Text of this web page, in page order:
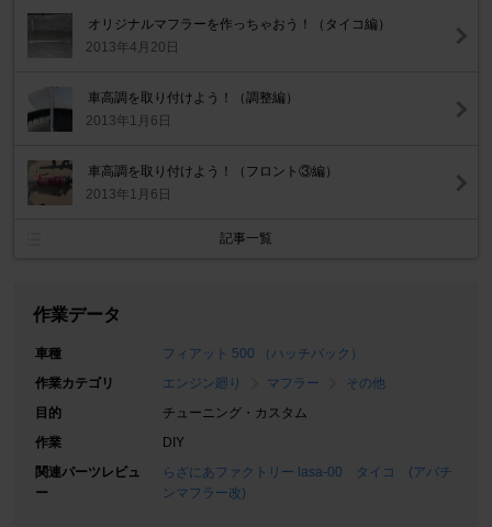
オリジナルマフラーを作っちゃおう！（タイコ編）
2013年4月20日
車高調を取り付けよう！（調整編）
2013年1月6日
車高調を取り付けよう！（フロント③編）
2013年1月6日
記事一覧
作業データ
車種
フィアット 500 （ハッチバック）
作業カテゴリ
エンジン廻り マフラー
その他
目的
チューニング・カスタム
作業
DIY
関連パーツレビュ
ー
らざにあファクトリー lasa-00 タイコ (アバチ
ンマフラー改)